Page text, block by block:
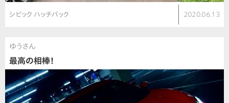
シビック ハッチバック 2020.06.13
ゆうさん
最高の相棒！